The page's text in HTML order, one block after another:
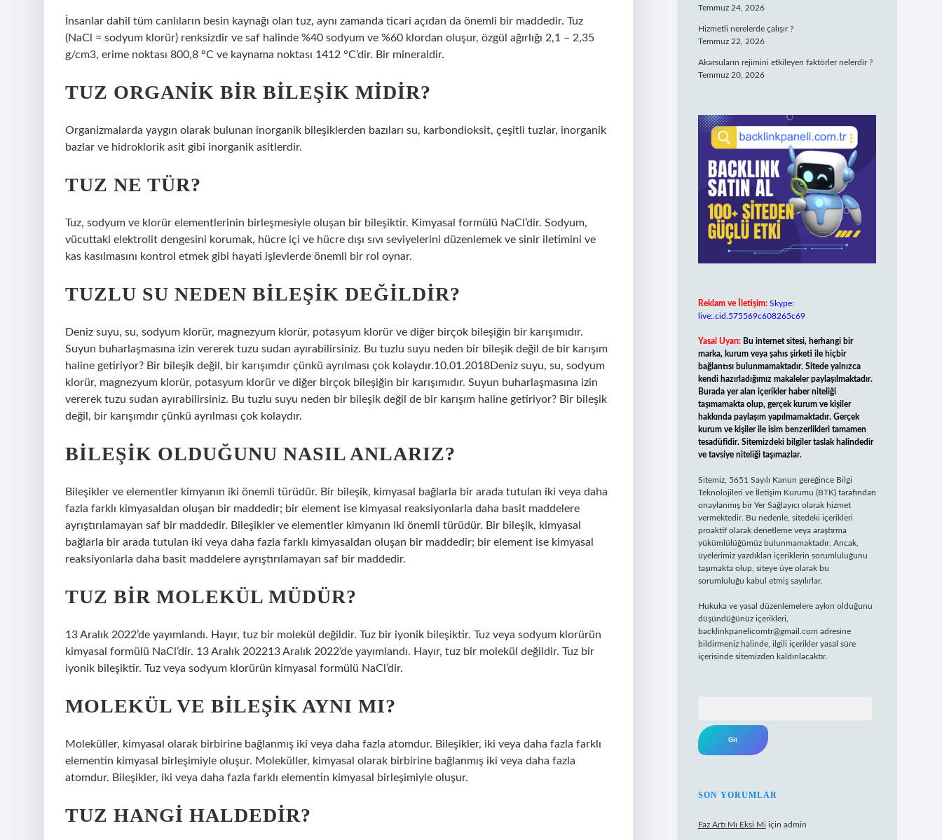
İnsanlar dahil tüm canlıların besin kaynağı olan tuz, aynı zamanda ticari açıdan da önemli bir maddedir. Tuz
(NaCl = sodyum klorür) renksizdir ve saf halinde %40 sodyum ve %60 klordan oluşur, özgül ağırlığı 2,1 – 2,35
g/cm3, erime noktası 800,8 °C ve kaynama noktası 1412 °C’dir. Bir mineraldir.
TUZ ORGANIK BIR BILEŞIK MIDIR?
Organizmalarda yaygın olarak bulunan inorganik bileşiklerden bazıları su, karbondioksit, çeşitli tuzlar, inorganik
bazlar ve hidroklorik asit gibi inorganik asitlerdir.
TUZ NE TÜR?
Tuz, sodyum ve klorür elementlerinin birleşmesiyle oluşan bir bileşiktir. Kimyasal formülü NaCl’dir. Sodyum,
vücuttaki elektrolit dengesini korumak, hücre içi ve hücre dışı sıvı seviyelerini düzenlemek ve sinir iletimini ve
kas kasılmasını kontrol etmek gibi hayati işlevlerde önemli bir rol oynar.
TUZLU SU NEDEN BILEŞIK DEĞILDIR?
Deniz suyu, su, sodyum klorür, magnezyum klorür, potasyum klorür ve diğer birçok bileşiğin bir karışımıdır.
Suyun buharlaşmasına izin vererek tuzu sudan ayırabilirsiniz. Bu tuzlu suyu neden bir bileşik değil de bir karışım
haline getiriyor? Bir bileşik değil, bir karışımdır çünkü ayrılması çok kolaydır.10.01.2018Deniz suyu, su, sodyum
klorür, magnezyum klorür, potasyum klorür ve diğer birçok bileşiğin bir karışımıdır. Suyun buharlaşmasına izin
vererek tuzu sudan ayırabilirsiniz. Bu tuzlu suyu neden bir bileşik değil de bir karışım haline getiriyor? Bir bileşik
değil, bir karışımdır çünkü ayrılması çok kolaydır.
BILEŞIK OLDUĞUNU NASIL ANLARIZ?
Bileşikler ve elementler kimyanın iki önemli türüdür. Bir bileşik, kimyasal bağlarla bir arada tutulan iki veya daha
fazla farklı kimyasaldan oluşan bir maddedir; bir element ise kimyasal reaksiyonlarla daha basit maddelere
ayrıştırılamayan saf bir maddedir. Bileşikler ve elementler kimyanın iki önemli türüdür. Bir bileşik, kimyasal
bağlarla bir arada tutulan iki veya daha fazla farklı kimyasaldan oluşan bir maddedir; bir element ise kimyasal
reaksiyonlarla daha basit maddelere ayrıştırılamayan saf bir maddedir.
TUZ BIR MOLEKÜL MÜDÜR?
13 Aralık 2022’de yayımlandı. Hayır, tuz bir molekül değildir. Tuz bir iyonik bileşiktir. Tuz veya sodyum klorürün
kimyasal formülü NaCl’dir. 13 Aralık 202213 Aralık 2022’de yayımlandı. Hayır, tuz bir molekül değildir. Tuz bir
iyonik bileşiktir. Tuz veya sodyum klorürün kimyasal formülü NaCl’dir.
MOLEKÜL VE BILEŞIK AYNI MI?
Moleküller, kimyasal olarak birbirine bağlanmış iki veya daha fazla atomdur. Bileşikler, iki veya daha fazla farklı
elementin kimyasal birleşimiyle oluşur. Moleküller, kimyasal olarak birbirine bağlanmış iki veya daha fazla
atomdur. Bileşikler, iki veya daha fazla farklı elementin kimyasal birleşimiyle oluşur.
TUZ HANGI HALDEDIR?
Temmuz 24, 2026
Hizmetli nerelerde çalışır ?
Temmuz 22, 2026
Akarsuların rejimini etkileyen faktörler nelerdir ?
Temmuz 20, 2026
Reklam ve İletişim: Skype:
live:.cid.575569c608265c69
Yasal Uyarı: Bu internet sitesi, herhangi bir
marka, kurum veya şahıs şirketi ile hiçbir
bağlantısı bulunmamaktadır. Sitede yalnızca
kendi hazırladığımız makaleler paylaşılmaktadır.
Burada yer alan içerikler haber niteliği
taşımamakta olup, gerçek kurum ve kişiler
hakkında paylaşım yapılmamaktadır. Gerçek
kurum ve kişiler ile isim benzerlikleri tamamen
tesadüfidir. Sitemizdeki bilgiler taslak halindedir
ve tavsiye niteliği taşımazlar.
Sitemiz, 5651 Sayılı Kanun gereğince Bilgi
Teknolojileri ve İletişim Kurumu (BTK) tarafından
onaylanmış bir Yer Sağlayıcı olarak hizmet
vermektedir. Bu nedenle, sitedeki içerikleri
proaktif olarak denetleme veya araştırma
yükümlülüğümüz bulunmamaktadır. Ancak,
üyelerimiz yazdıkları içeriklerin sorumluluğunu
taşımakta olup, siteye üye olarak bu
sorumluluğu kabul etmiş sayılırlar.
Hukuka ve yasal düzenlemelere aykırı olduğunu
düşündüğünüz içerikleri,
backlinkpanelicomtr@gmail.com adresine
bildirmeniz halinde, ilgili içerikler yasal süre
içerisinde sitemizden kaldırılacaktır.
SON YORUMLAR
Faz Artı Mı Eksi Mi için admin